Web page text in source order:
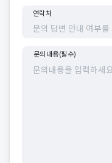
연락처
문의내용(필수)